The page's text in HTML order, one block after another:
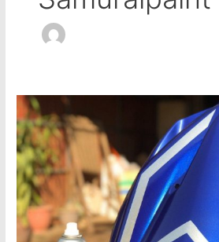
Samurai
Paint
Movistar
Blue,ពណ៌ខៀវម៉ូវី
ស្តាY688*